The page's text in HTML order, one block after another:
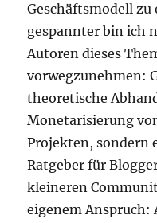
Geschäftsmodell zu
gespannter bin ich
Autoren dieses
vorwegzunehmen:
theoretische
Monetarisierung
Projekten, sondern
Ratgeber für
kleineren
eigenem Anspruch: